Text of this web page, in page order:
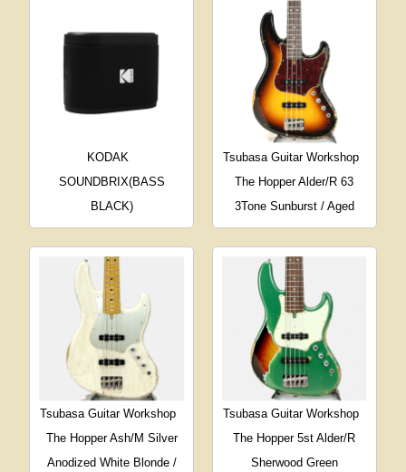
KODAK
SOUNDBRIX(BASS
BLACK)
Tsubasa Guitar Workshop
The Hopper Alder/R 63
3Tone Sunburst / Aged
Tsubasa Guitar Workshop
The Hopper Ash/M Silver
Anodized White Blonde /
Tsubasa Guitar Workshop
The Hopper 5st Alder/R
Sherwood Green